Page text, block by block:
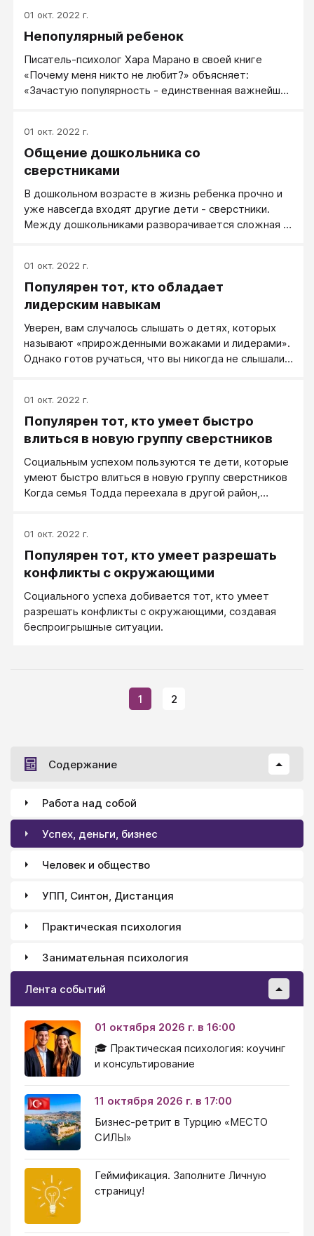
на том, что у человека есть семь врожденных
инстинктов: самосохранения, продолжения рода,
и сохранения достоинства.
01 окт. 2022 г.
Непопулярный ребенок
Писатель-психолог Хара Марано в своей книге
«Почему меня никто не любит?» объясняет:
«Зачастую популярность - единственная важнейшая
Социальное развитие - колыбель развития
интеллектуального. Более того, как правило, дети,
у которых мало или совсем нет друзей, терпеть не
бросить учебу. Социальная жизнь ребенка
окрашивает всю учебу в школе и все школьные
переживания в целом. Она определяет и
01 окт. 2022 г.
Общение дошкольника со
сверстниками
В дошкольном возрасте в жизнь ребенка прочно и
уже навсегда входят другие дети - сверстники.
Между дошкольниками разворачивается сложная и
друг другу, а иногда делают мелкие «пакости». Все
эти отношения остро переживаются и несут массу
разнообразных эмоций. Эмоциональная
отношений значительно выше, чем в сфере общения
со взрослым. Родители иногда не подозревают о
той широкой гамме чувств и отношений, которую
особого значения детской дружбе, ссорам, обидам.
01 окт. 2022 г.
Популярен тот, кто обладает
лидерским навыкам
Уверен, вам случалось слышать о детях, которых
называют «прирожденными вожаками и лидерами».
Однако готов ручаться, что вы никогда не слышали в
унизить его. Никому из родителей не хочется,
чтобы их отпрыска воспринимали как пассивного,
зависимого от капризов окружающих, но тем не
полностью подпадают под это описание. Так что
категория «прирожденных ведомых» все-таки
существует.
01 окт. 2022 г.
Популярен тот, кто умеет быстро
влиться в новую группу сверстников
Социальным успехом пользуются те дети, которые
умеют быстро влиться в новую группу сверстников
Когда семья Тодда переехала в другой район,
Вокруг было множество детей и старше, и младше
Тодда, но после того как мальчик в течение
нескольких дней наблюдал за их играми, однако так
в уныние. Он сказал маме, что лучше посидит дома и
посмотрит телевизор, чем пойдет играть на улицу,
потому что «не нравится другим детям».
01 окт. 2022 г.
Популярен тот, кто умеет разрешать
конфликты с окружающими
Социального успеха добивается тот, кто умеет
разрешать конфликты с окружающими, создавая
беспроигрышные ситуации.
1 2
Содержание
Работа над собой
Успех, деньги, бизнес
Человек и общество
УПП, Синтон, Дистанция
Практическая психология
Занимательная психология
Лента событий
01 октября 2026 г. в 16:00
🎓 Практическая психология: коучинг
и консультирование
11 октября 2026 г. в 17:00
Бизнес-ретрит в Турцию «МЕСТО
СИЛЫ»
Геймификация. Заполните Личную
страницу!